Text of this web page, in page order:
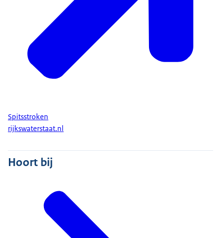
Spitsstroken
rijkswaterstaat.nl
Hoort bij